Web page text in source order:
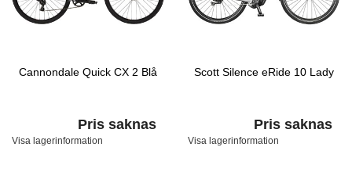
Cannondale Quick CX 2 Blå
Pris saknas
Visa lagerinformation
Scott Silence eRide 10 Lady
Pris saknas
Visa lagerinformation